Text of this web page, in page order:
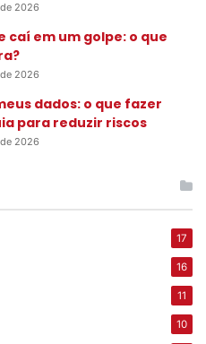
2026
caí em um golpe: o que
2026
dados: o que fazer
para reduzir riscos
2026
17
16
11
10